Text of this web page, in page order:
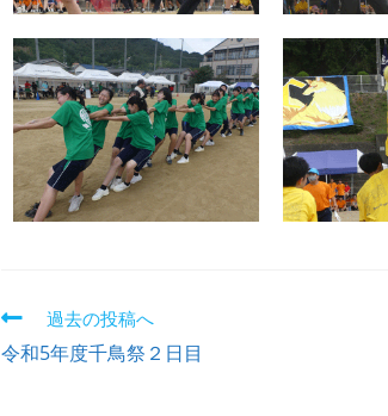
過去の投稿へ
令和5年度千鳥祭２日目